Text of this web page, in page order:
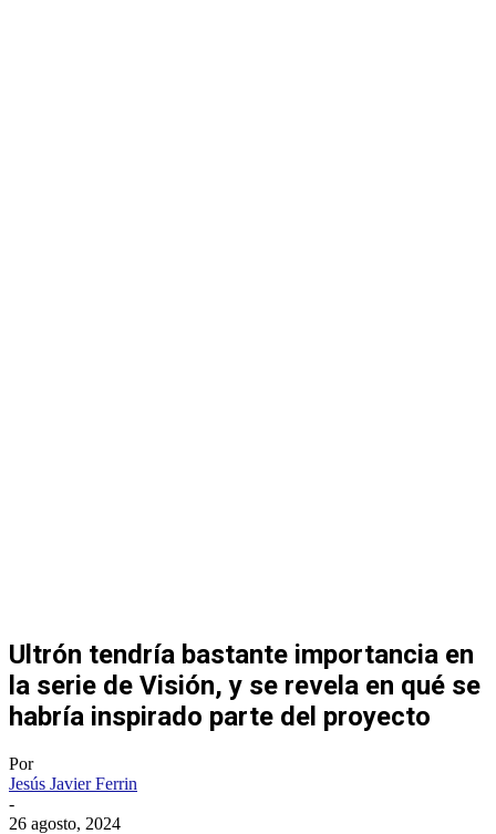
Ultrón tendría bastante importancia en
la serie de Visión, y se revela en qué se
habría inspirado parte del proyecto
Por
Jesús Javier Ferrin
-
26 agosto, 2024